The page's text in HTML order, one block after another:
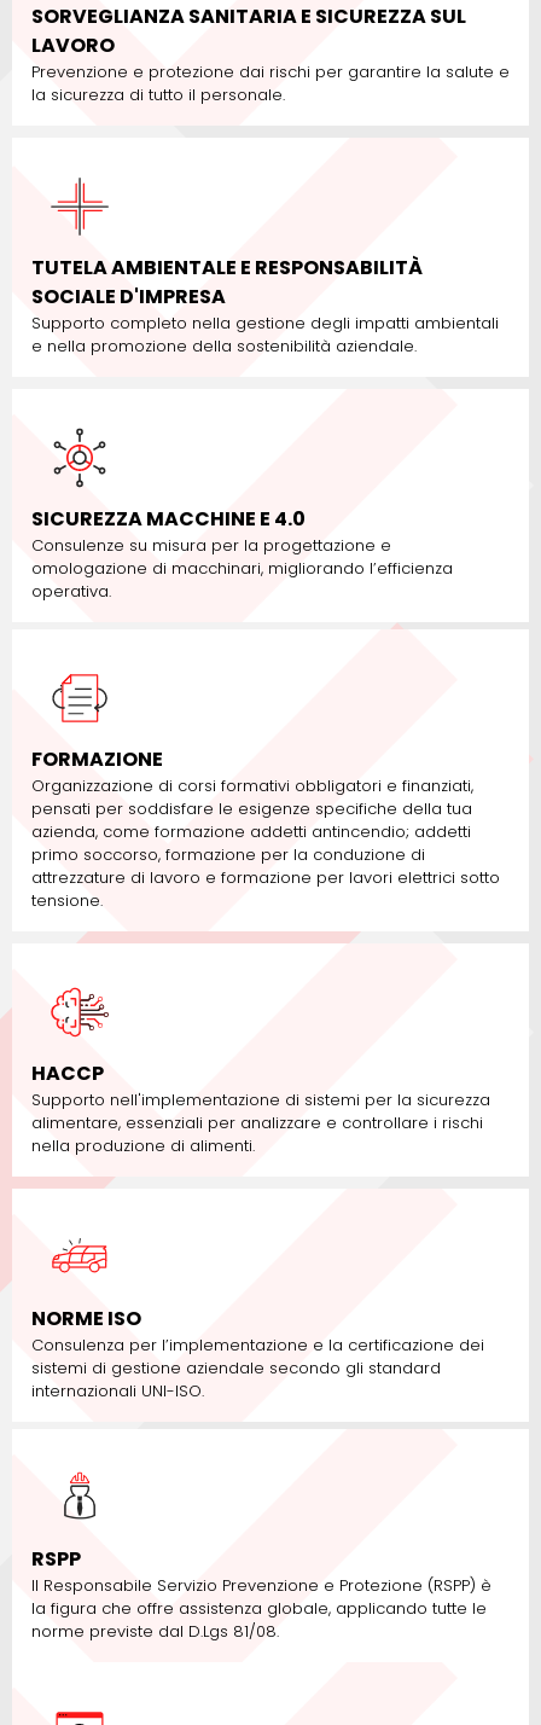
SORVEGLIANZA SANITARIA E SICUREZZA SUL
LAVORO
Prevenzione e protezione dai rischi per garantire la salute e
la sicurezza di tutto il personale.
TUTELA AMBIENTALE E RESPONSABILITÀ
SOCIALE D'IMPRESA
Supporto completo nella gestione degli impatti ambientali
e nella promozione della sostenibilità aziendale.
SICUREZZA MACCHINE E 4.0
Consulenze su misura per la progettazione e
omologazione di macchinari, migliorando l’efficienza
operativa.
FORMAZIONE
Organizzazione di corsi formativi obbligatori e finanziati,
pensati per soddisfare le esigenze specifiche della tua
azienda, come formazione addetti antincendio; addetti
primo soccorso, formazione per la conduzione di
attrezzature di lavoro e formazione per lavori elettrici sotto
tensione.
HACCP
Supporto nell'implementazione di sistemi per la sicurezza
alimentare, essenziali per analizzare e controllare i rischi
nella produzione di alimenti.
NORME ISO
Consulenza per l’implementazione e la certificazione dei
sistemi di gestione aziendale secondo gli standard
internazionali UNI-ISO.
RSPP
Il Responsabile Servizio Prevenzione e Protezione (RSPP) è
la figura che offre assistenza globale, applicando tutte le
norme previste dal D.Lgs 81/08.